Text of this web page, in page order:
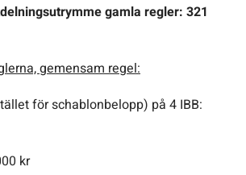
gamla regler: 321
gemensam regel:
för schablonbelopp) på 4 IBB:
kr